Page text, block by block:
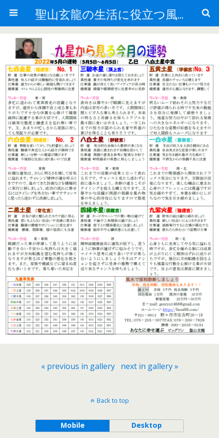
聖山玄龍の生活に役立つ風水
« previous in gallery next in gallery »
Back to top
Mobile Desktop